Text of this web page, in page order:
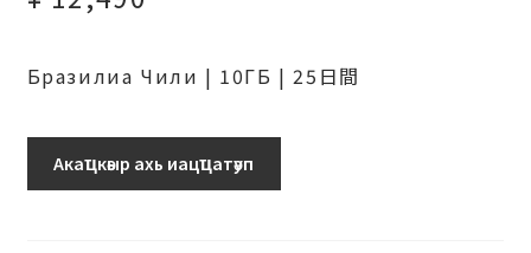
Бразилиа Чили | 10ГБ | 25日間
Акаҵкәыр ахь иацҵатәуп